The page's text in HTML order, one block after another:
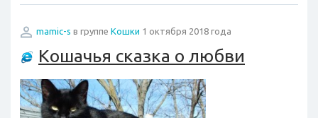
mamic-s в группе Кошки 1 октября 2018 года
Кошачья сказка о любви